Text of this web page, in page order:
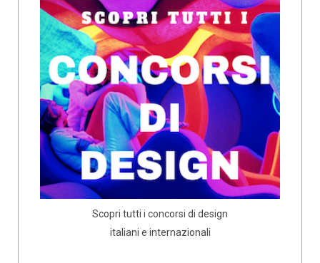
Scopri tutti i concorsi di design
italiani e internazionali